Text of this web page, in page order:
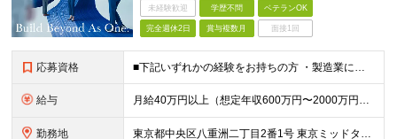
未経験歓迎 学歴不問 ベテランOK
完全週休2日 賞与複数月 面接1回
応募資格 ■下記いずれかの経験をお持ちの方 ・製造業におけるシステム導入PJのチームリード/チームメンバー経験 ・配下メンバーを率いてのタスク推進経験 ・製造業の事業部門における実務経験＋デジタル活用経験 ※
給与 月給40万円以上（想定年収600万円〜2000万円） ※経験・能力を考慮の上、当社規定により決定します。 ※賞与年2回支給 ※試用期間：原則6ヶ月（試用期間中の労働条件は本採用時と同様） ※残業代は全
勤務地 東京都中央区八重洲二丁目2番1号 東京ミッドタウン八重洲 八重洲セントラルタワー ※プロジェクトによりその他全国、海外あり ※在宅勤務制度、リモートワーク制度あり （変更の範囲）リモートワーク実施場